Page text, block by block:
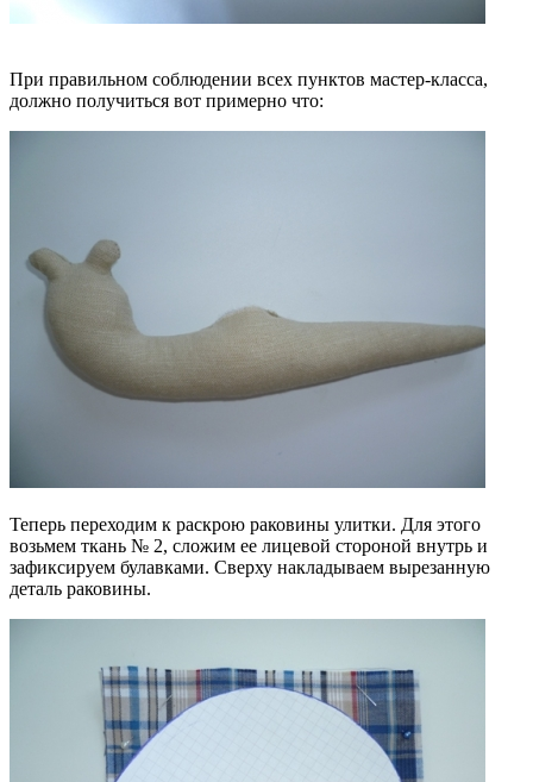
При правильном соблюдении всех пунктов мастер-класса,
должно получиться вот примерно что:
Теперь переходим к раскрою раковины улитки. Для этого
возьмем ткань № 2, сложим ее лицевой стороной внутрь и
зафиксируем булавками. Сверху накладываем вырезанную
деталь раковины.